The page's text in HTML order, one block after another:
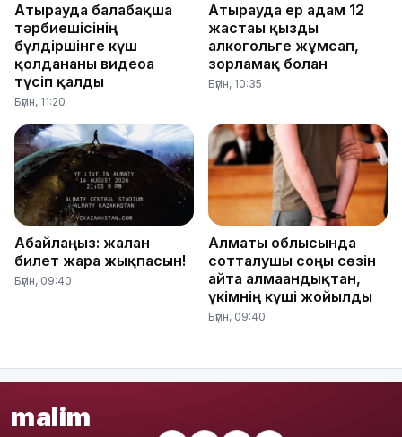
Атырауда балабақша
тәрбиешісінің
бүлдіршінге күш
қолданғаны видеоға
түсіп қалды
Бүгін, 11:20
Атырауда ер адам 12
жастағы қызды
алкогольге жұмсап,
зорламақ болған
Бүгін, 10:35
Абайлаңыз: жалған
билет жарға жықпасын!
Бүгін, 09:40
Алматы облысында
сотталушы соңғы сөзін
айта алмағандықтан,
үкімнің күші жойылды
Бүгін, 09:40
malim